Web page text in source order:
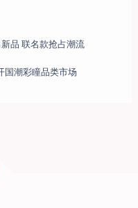
品 联名款抢占潮流
国潮彩瞳品类市场